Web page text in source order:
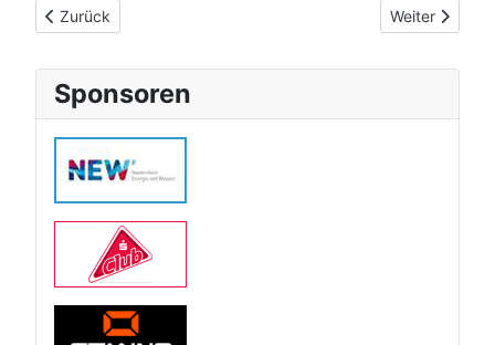
Vorheriger Beitrag: Michael Machado wird Deutscher
Zurück Nächster
Weiter
Sponsoren